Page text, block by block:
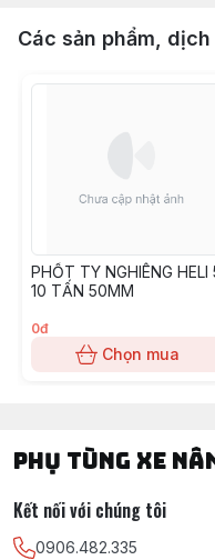
Các sản phẩm,
PHỐT TY NGHIÊNG HELI
10 TẤN 50MM
0đ
Chọn mua
PHỤ TÙNG XE
Kết nối với chúng tôi
0906.482.335